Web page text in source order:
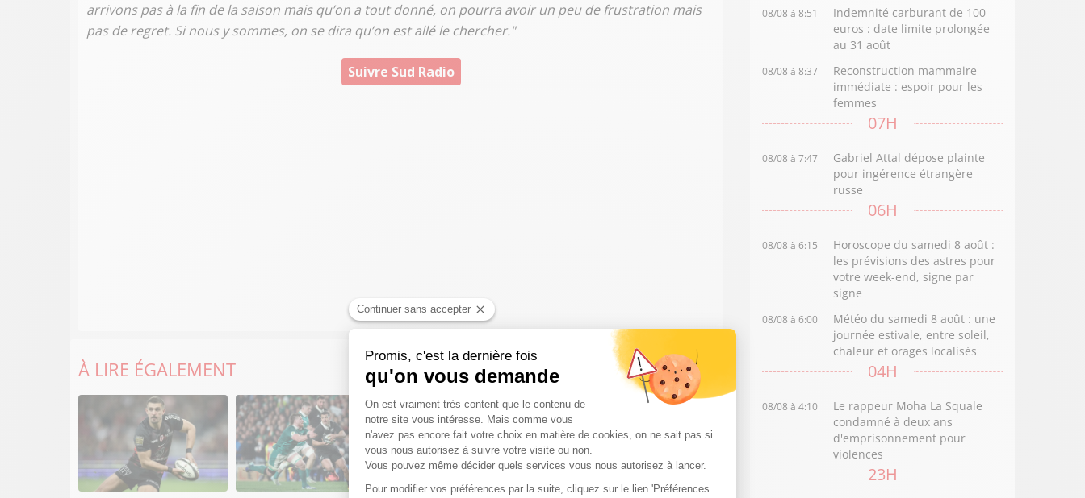
arrivons pas à la fin de la saison mais qu’on a tout donné, on pourra avoir un peu de frustration mais
pas de regret. Si nous y sommes, on se dira qu’on est allé le chercher."
Suivre Sud Radio
À LIRE ÉGALEMENT
08/08 à 8:51
Indemnité carburant de 100
euros : date limite prolongée
au 31 août
08/08 à 8:37
Reconstruction mammaire
immédiate : espoir pour les
femmes
07H
08/08 à 7:47
Gabriel Attal dépose plainte
pour ingérence étrangère
russe
06H
08/08 à 6:15
Horoscope du samedi 8 août :
les prévisions des astres pour
votre week-end, signe par
signe
08/08 à 6:00
Météo du samedi 8 août : une
journée estivale, entre soleil,
chaleur et orages localisés
04H
08/08 à 4:10
Le rappeur Moha La Squale
condamné à deux ans
d'emprisonnement pour
violences
23H